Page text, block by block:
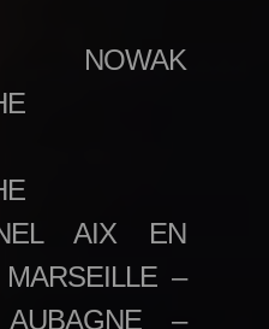
AIX EN
–
–